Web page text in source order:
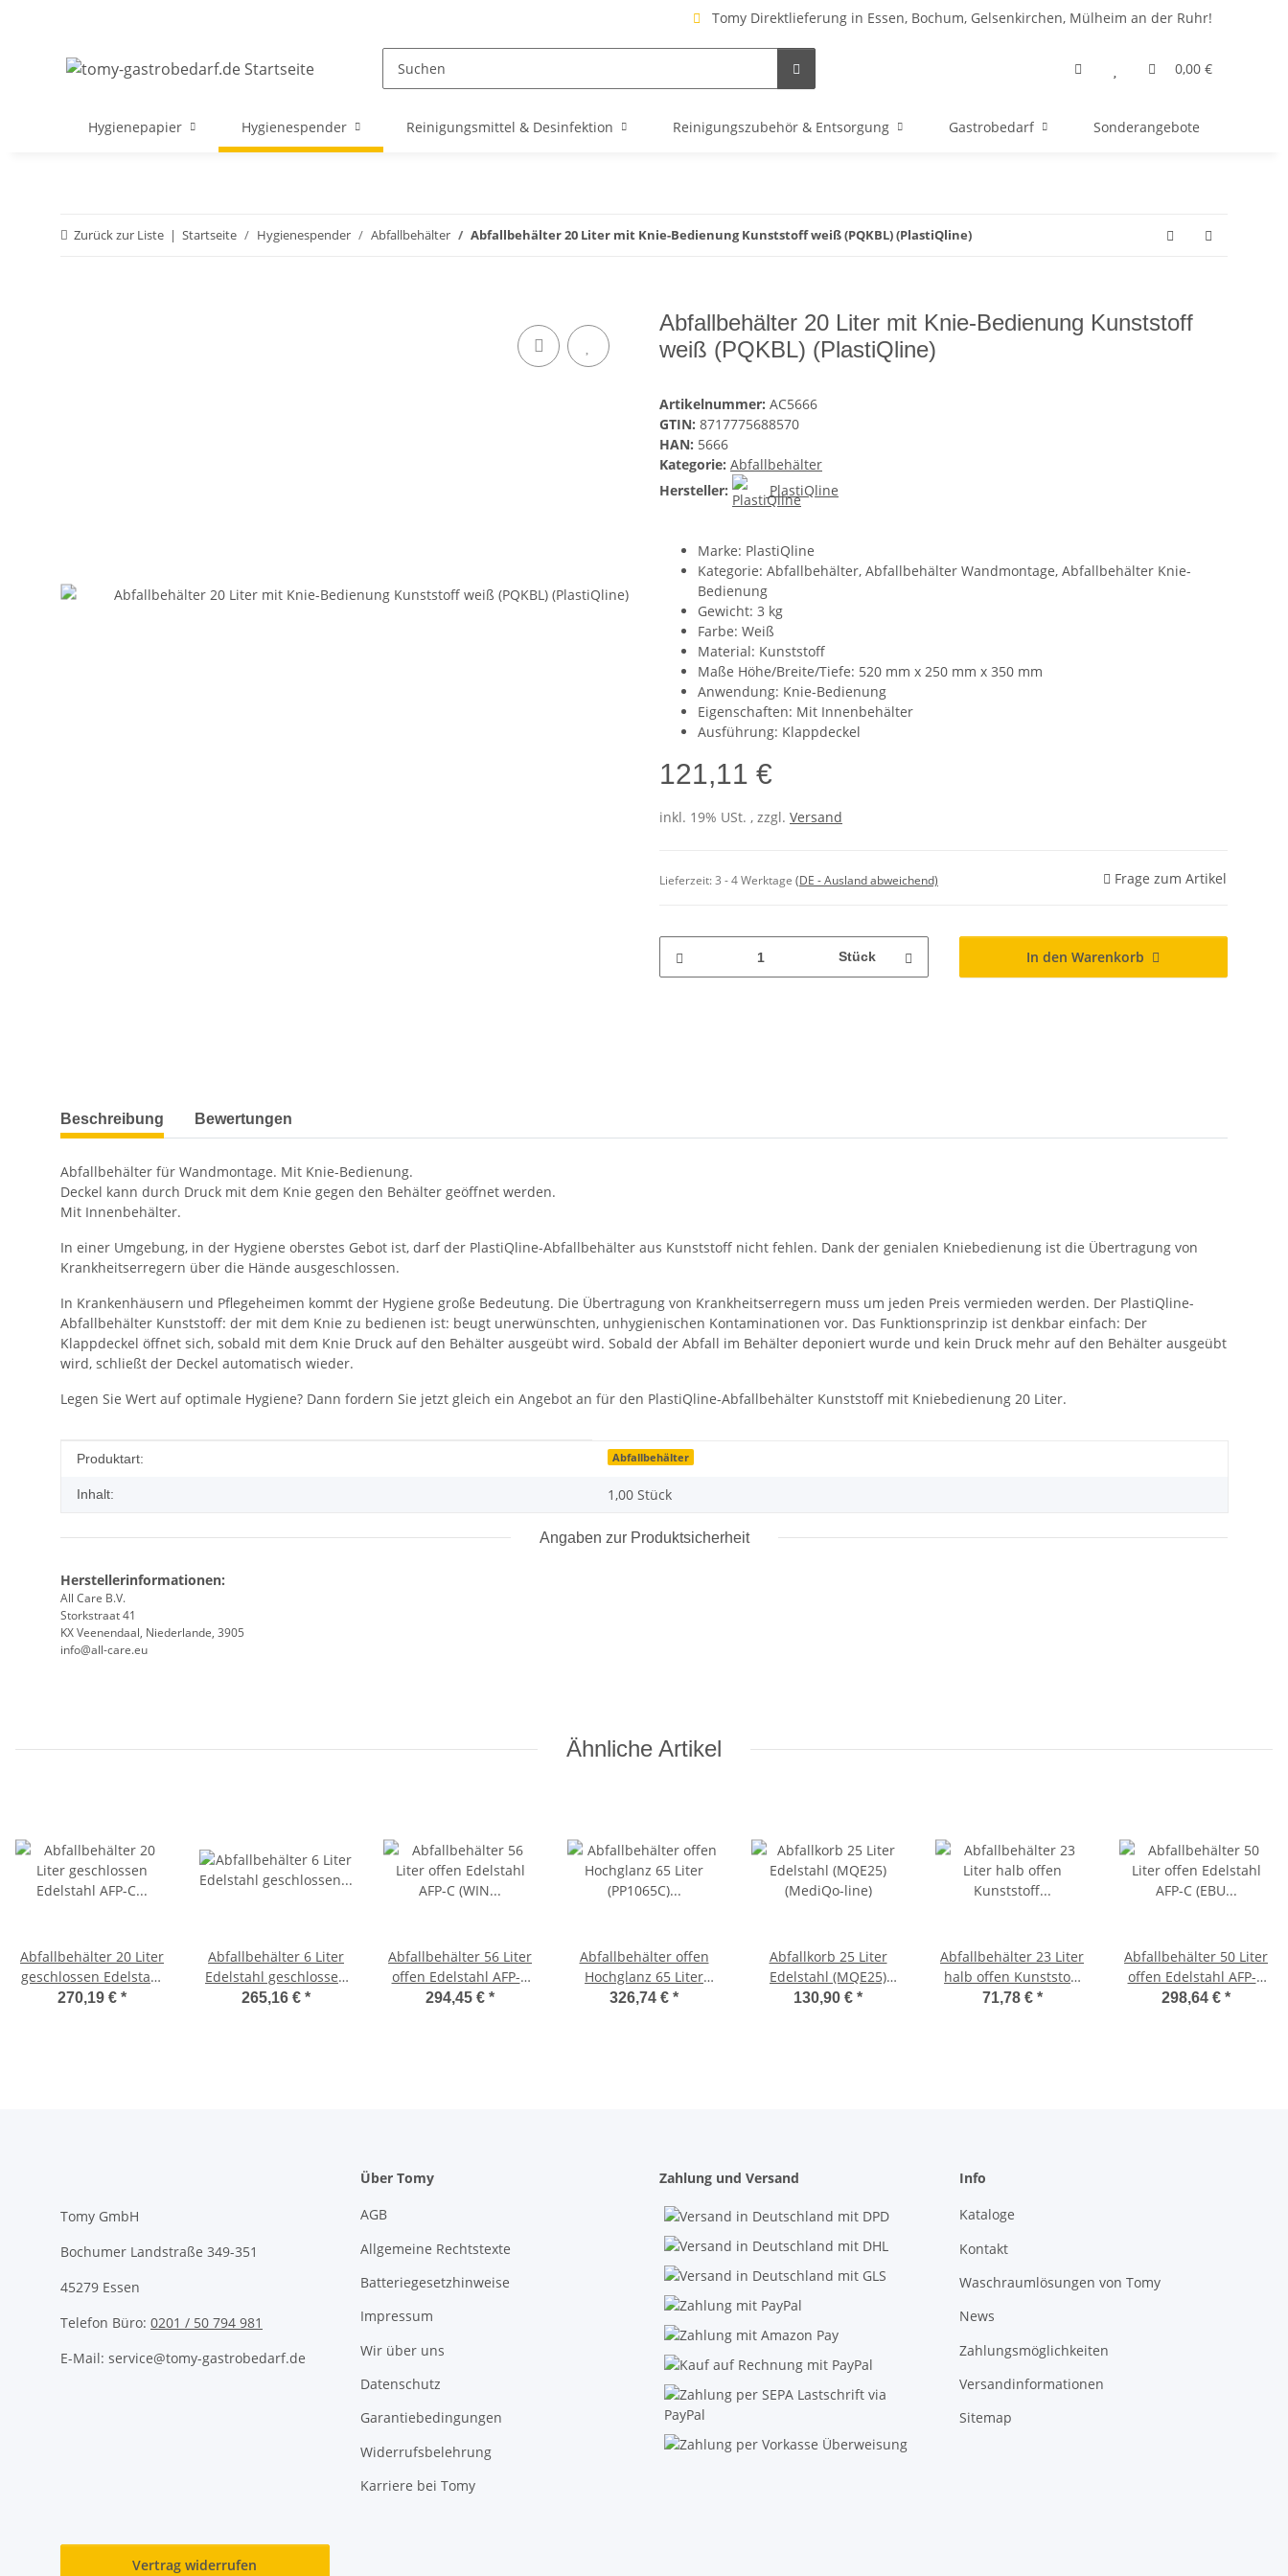
Tomy Direktlieferung in Essen, Bochum, Gelsenkirchen, Mülheim an der Ruhr!
0,00 €
Hygienepapier Hygienespender Reinigungsmittel & Desinfektion Reinigungszubehör & Entsorgung Gastrobedarf Sonderangebote
Zurück zur Liste Startseite Hygienespender Abfallbehälter Abfallbehälter 20 Liter mit Knie-Bedienung Kunststoff weiß (PQKBL) (PlastiQline)
Abfallbehälter 20 Liter mit Knie-Bedienung Kunststoff
weiß (PQKBL) (PlastiQline)
Artikelnummer: AC5666
GTIN: 8717775688570
HAN: 5666
Kategorie: Abfallbehälter
Hersteller:
PlastiQline
Marke: PlastiQline
Kategorie: Abfallbehälter, Abfallbehälter Wandmontage, Abfallbehälter Knie-
Bedienung
Gewicht: 3 kg
Farbe: Weiß
Material: Kunststoff
Maße Höhe/Breite/Tiefe: 520 mm x 250 mm x 350 mm
Anwendung: Knie-Bedienung
Eigenschaften: Mit Innenbehälter
Ausführung: Klappdeckel
121,11 €
inkl. 19% USt. , zzgl. Versand
Lieferzeit:3 - 4 Werktage (DE - Ausland abweichend) Frage zum Artikel
Stück In den Warenkorb
weitere Registerkarten anzeigen
Beschreibung Bewertungen
Abfallbehälter für Wandmontage. Mit Knie-Bedienung.
Deckel kann durch Druck mit dem Knie gegen den Behälter geöffnet werden.
Mit Innenbehälter.
In einer Umgebung, in der Hygiene oberstes Gebot ist, darf der PlastiQline-Abfallbehälter aus Kunststoff nicht fehlen. Dank der genialen Kniebedienung ist die Übertragung von
Krankheitserregern über die Hände ausgeschlossen.
In Krankenhäusern und Pflegeheimen kommt der Hygiene große Bedeutung. Die Übertragung von Krankheitserregern muss um jeden Preis vermieden werden. Der PlastiQline-
Abfallbehälter Kunststoff: der mit dem Knie zu bedienen ist: beugt unerwünschten, unhygienischen Kontaminationen vor. Das Funktionsprinzip ist denkbar einfach: Der
Klappdeckel öffnet sich, sobald mit dem Knie Druck auf den Behälter ausgeübt wird. Sobald der Abfall im Behälter deponiert wurde und kein Druck mehr auf den Behälter ausgeübt
wird, schließt der Deckel automatisch wieder.
Legen Sie Wert auf optimale Hygiene? Dann fordern Sie jetzt gleich ein Angebot an für den PlastiQline-Abfallbehälter Kunststoff mit Kniebedienung 20 Liter.
Produkteigenschaft
Wert
Produktart: Abfallbehälter
Inhalt: 1,00 Stück
Angaben zur Produktsicherheit
Herstellerinformationen:
All Care B.V.
Storkstraat 41
KX Veenendaal, Niederlande, 3905
info@all-care.eu
Ähnliche Artikel
Abfallbehälter 20 Liter
geschlossen Edelstahl
AFP-C (AC SB 20 E)
270,19 € *
Abfallbehälter 6 Liter
Edelstahl geschlossen
(MQWB6E) (MediQo-
265,16 € *
Abfallbehälter 56 Liter
offen Edelstahl AFP-C
(WIN WBO 56 SAL)
294,45 € *
Abfallbehälter offen
Hochglanz 65 Liter
(PP1065C) (Mediclinics,
326,74 € *
Abfallkorb 25 Liter
Edelstahl (MQE25)
(MediQo-line)
130,90 € *
Abfallbehälter 23 Liter
halb offen Kunststoff
(PQXA23) (PlastiQline
71,78 € *
Abfallbehälter 50 Liter
offen Edelstahl AFP-C
(EBU 50 E) (SanTRAL)
298,64 € *
Tomy GmbH
Bochumer Landstraße 349-351
45279 Essen
Telefon Büro: 0201 / 50 794 981
E-Mail: service@tomy-gastrobedarf.de
Über Tomy
AGB
Allgemeine Rechtstexte
Batteriegesetzhinweise
Impressum
Wir über uns
Datenschutz
Garantiebedingungen
Widerrufsbelehrung
Karriere bei Tomy
Zahlung und Versand Info
Kataloge
Kontakt
Waschraumlösungen von Tomy
News
Zahlungsmöglichkeiten
Versandinformationen
Sitemap
Vertrag widerrufen